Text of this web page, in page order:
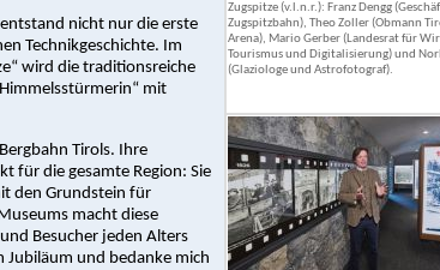
nicht nur die erste
Technikgeschichte. Im
wird die traditionsreiche
mit
Tirols. Ihre
für die gesamte Region: Sie
den Grundstein für
macht diese
Besucher jeden Alters
Jubiläum und bedanke mich
Zugspitze (v.l.n.r.): Franz Dengg
Zugspitzbahn), Theo Zoller (Obmann
Arena), Mario Gerber (Landesrat für
Tourismus und Digitalisierung) und
(Glaziologe und Astrofotograf).